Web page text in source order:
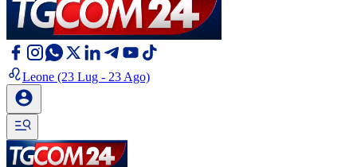
Leone (23 Lug - 23 Ago)